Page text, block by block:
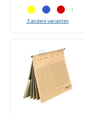
3 andere varianten